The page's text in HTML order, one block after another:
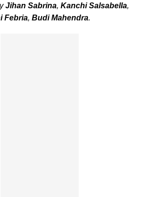
Jihan Sabrina, Kanchi Salsabella,
Febria, Budi Mahendra.